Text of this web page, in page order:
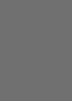
JUDr.